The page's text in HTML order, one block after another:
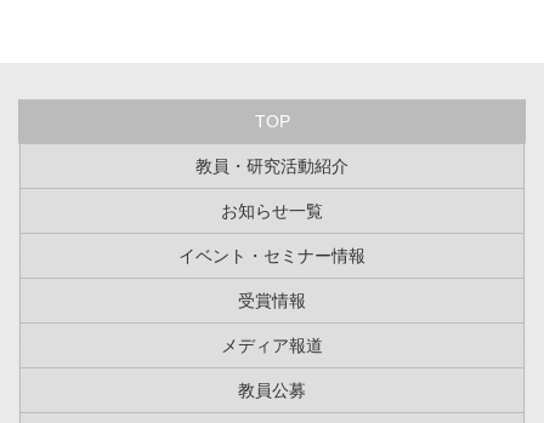
TOP
教員・研究活動紹介
お知らせ一覧
イベント・セミナー情報
受賞情報
メディア報道
教員公募